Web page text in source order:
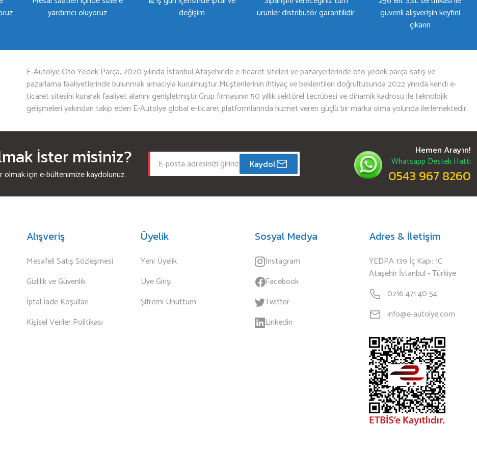
yardımcı oluyoruz
değişim
ürünler distribütör garantilidir
güvenli alışverişin keyfini
çıkarın
E-Autolye Oto Yedek Parça, 2020 yılında İstanbul Ataşehir’de e-ticaret siteleri ve pazaryerlerinde oto yedek parça satış ve
pazarlama faaliyetlerinde bulunmak amacıyla kurulmuştur.Müşterilerinin ihtiyaç ve beklentileri doğrultusunda 2022 yılında kendi e-
ticaret sitesini kurarak faaliyet alanını genişletmiştir.Grup firmasının 50 yıllık sektörel tecrübesi ve dinamik kadrosu ile teknolojik
gelişmeleri yakından takip eden E-Autolye global e-ticaret platformlarında hizmet veren güçlü bir marka olma yolunda ilerlemektedir.
İster misiniz?
için e-bültenimize kaydolunuz.
Kaydol
Hemen Arayın!
Whatsapp Destek Hattı
0543 967 8260
Alışveriş
Mesafeli Satış Sözleşmesi
Gizlilik ve Güvenlik
İptal İade Koşullari
Kişisel Veriler Politikası
Üyelik
Yeni Üyelik
Üye Girişi
Şifremi Unuttum
Sosyal Medya
Instagram
Facebook
Twitter
Linkedin
Adres & İletişim
YEDPA 139 İç Kapı: 1C
Ataşehir İstanbul - Türkiye
0216 471 40 54
info@e-autolye.com